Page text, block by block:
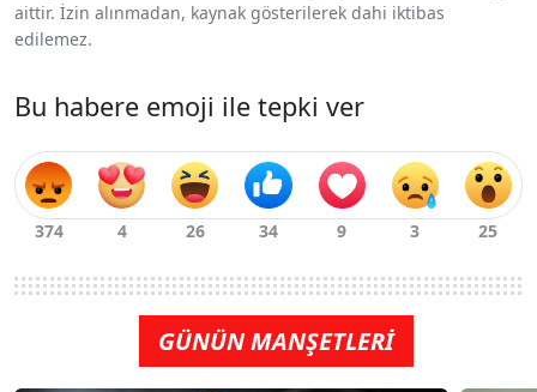
aittir. İzin alınmadan, kaynak gösterilerek dahi iktibas
edilemez.
Bu habere emoji ile tepki ver
GÜNÜN MANŞETLERİ